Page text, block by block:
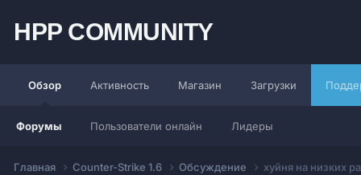
HPP COMMUNITY
Обзор
Форумы Пользователи онлайн Лидеры
Активность Магазин Загрузки
Главная Counter-Strike 1.6 Обсуждение хуйня на низких